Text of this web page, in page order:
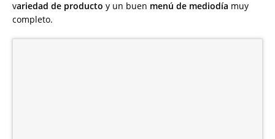
variedad de producto y un buen menú de mediodía muy
completo.